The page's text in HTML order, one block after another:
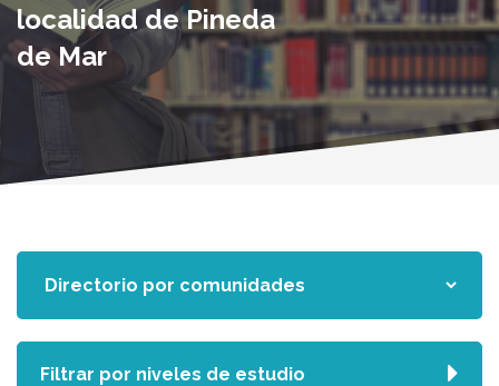
localidad de Pineda
de Mar
Filtrar por niveles de estudio